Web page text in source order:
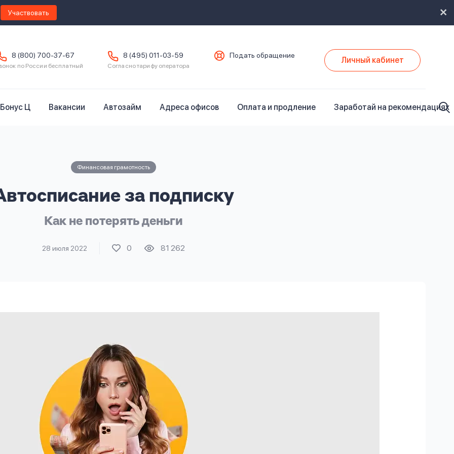
Участвовать
8 (800) 700-37-67
по России бесплатный
8 (495) 011-03-59
Согласно тарифу оператора
Подать обращение Личный кабинет
Бонус Ц Вакансии Автозайм Адреса офисов Оплата и продление Заработай на рекомендациях
Финансовая грамотность
за подписку
Как не потерять деньги
28 июля 2022 0 81 262